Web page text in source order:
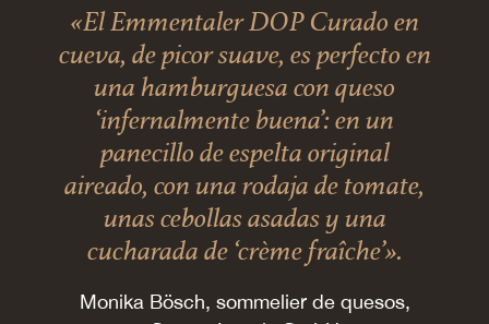
«El Emmentaler DOP Curado en
cueva, de picor suave, es perfecto en
una hamburguesa con queso
‘infernalmente buena’: en un
panecillo de espelta original
aireado, con una rodaja de tomate,
unas cebollas asadas y una
cucharada de ‘crème fraîche’».
Monika Bösch, sommelier de quesos,